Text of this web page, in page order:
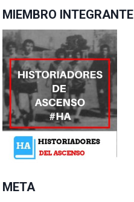
MIEMBRO INTEGRANTE
META